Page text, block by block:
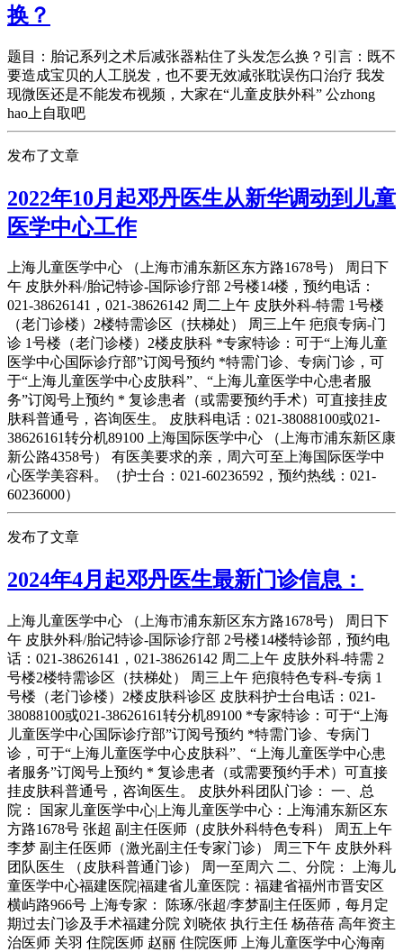
换？
题目：胎记系列之术后减张器粘住了头发怎么换？引言：既不
要造成宝贝的人工脱发，也不要无效减张耽误伤口治疗 我发
现微医还是不能发布视频，大家在“儿童皮肤外科” 公zhong
hao上自取吧
发布了文章
2022年10月起邓丹医生从新华调动到儿童
医学中心工作
上海儿童医学中心 （上海市浦东新区东方路1678号） 周日下
午 皮肤外科/胎记特诊-国际诊疗部 2号楼14楼，预约电话：
021-38626141，021-38626142 周二上午 皮肤外科-特需 1号楼
（老门诊楼）2楼特需诊区（扶梯处） 周三上午 疤痕专病-门
诊 1号楼（老门诊楼）2楼皮肤科 *专家特诊：可于“上海儿童
医学中心国际诊疗部”订阅号预约 *特需门诊、专病门诊，可
于“上海儿童医学中心皮肤科”、“上海儿童医学中心患者服
务”订阅号上预约 * 复诊患者（或需要预约手术）可直接挂皮
肤科普通号，咨询医生。 皮肤科电话：021-38088100或021-
38626161转分机89100 上海国际医学中心 （上海市浦东新区康
新公路4358号） 有医美要求的亲，周六可至上海国际医学中
心医学美容科。（护士台：021-60236592，预约热线：021-
60236000）
发布了文章
2024年4月起邓丹医生最新门诊信息：
上海儿童医学中心 （上海市浦东新区东方路1678号） 周日下
午 皮肤外科/胎记特诊-国际诊疗部 2号楼14楼特诊部，预约电
话：021-38626141，021-38626142 周二上午 皮肤外科-特需 2
号楼2楼特需诊区（扶梯处） 周三上午 疤痕特色专科-专病 1
号楼（老门诊楼）2楼皮肤科诊区 皮肤科护士台电话：021-
38088100或021-38626161转分机89100 *专家特诊：可于“上海
儿童医学中心国际诊疗部”订阅号预约 *特需门诊、专病门
诊，可于“上海儿童医学中心皮肤科”、“上海儿童医学中心患
者服务”订阅号上预约 * 复诊患者（或需要预约手术）可直接
挂皮肤科普通号，咨询医生。 皮肤外科团队门诊： 一、总
院： 国家儿童医学中心|上海儿童医学中心：上海浦东新区东
方路1678号 张超 副主任医师（皮肤外科特色专科） 周五上午
李梦 副主任医师（激光副主任专家门诊） 周三下午 皮肤外科
团队医生 （皮肤科普通门诊） 周一至周六 二、分院： 上海儿
童医学中心福建医院|福建省儿童医院：福建省福州市晋安区
横屿路966号 上海专家： 陈琢/张超/李梦副主任医师，每月定
期过去门诊及手术福建分院 刘晓依 执行主任 杨蓓蓓 高年资主
治医师 关羽 住院医师 赵丽 住院医师 上海儿童医学中心海南